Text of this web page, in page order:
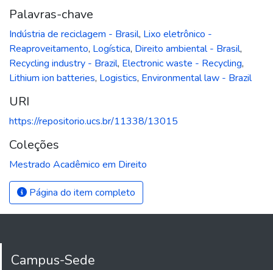
Palavras-chave
Indústria de reciclagem - Brasil, Lixo eletrônico -
Reaproveitamento, Logística, Direito ambiental - Brasil,
Recycling industry - Brazil, Electronic waste - Recycling,
Lithium ion batteries, Logistics, Environmental law - Brazil
URI
https://repositorio.ucs.br/11338/13015
Coleções
Mestrado Acadêmico em Direito
Página do item completo
Campus-Sede